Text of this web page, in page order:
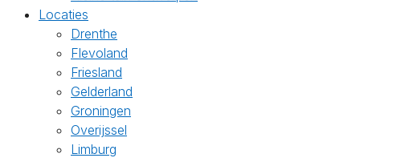
Locaties
Drenthe
Flevoland
Friesland
Gelderland
Groningen
Overijssel
Limburg